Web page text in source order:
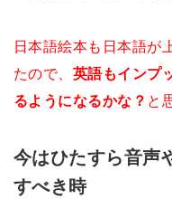
日本語絵本も日本語が
たので、 英語もインプ
るようになるかな？ と
今はひたすら音声
すべき時